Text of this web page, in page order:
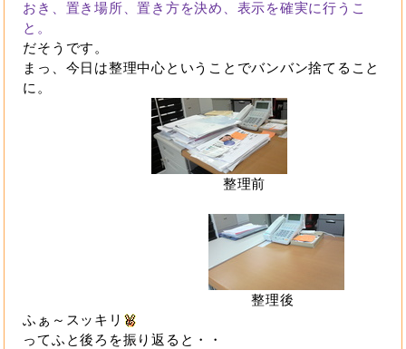
おき、置き場所、置き方を決め、表示を確実に行うこ
と。
だそうです。
まっ、今日は整理中心ということでバンバン捨てること
に。
整理前
整理後
ふぁ～スッキリ
ってふと後ろを振り返ると・・